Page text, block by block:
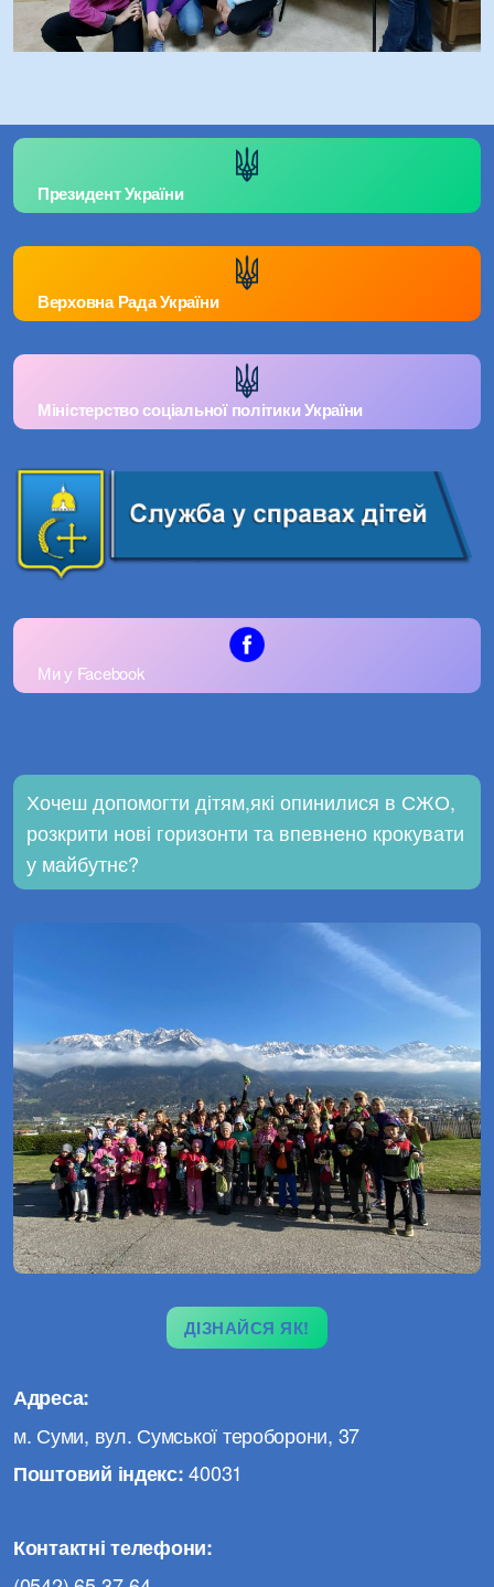
Президент України
Верховна Рада України
Міністерство соціальної політики України
Ми у Facebook
Хочеш допомогти дітям,які опинилися в СЖО,
розкрити нові горизонти та впевнено крокувати
у майбутнє?
ДІЗНАЙСЯ ЯК!
Адреса:
м. Суми, вул. Сумської тероборони, 37
Поштовий індекс:40031
Контактні телефони: